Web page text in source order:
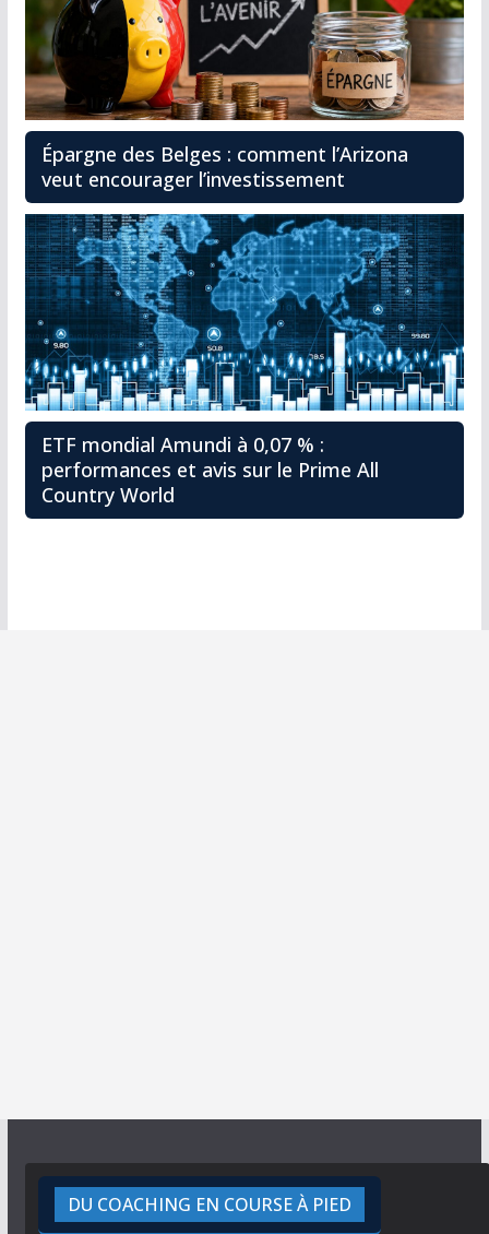
Épargne des Belges : comment l’Arizona
veut encourager l’investissement
ETF mondial Amundi à 0,07 % :
performances et avis sur le Prime All
Country World
DU COACHING EN COURSE À PIED